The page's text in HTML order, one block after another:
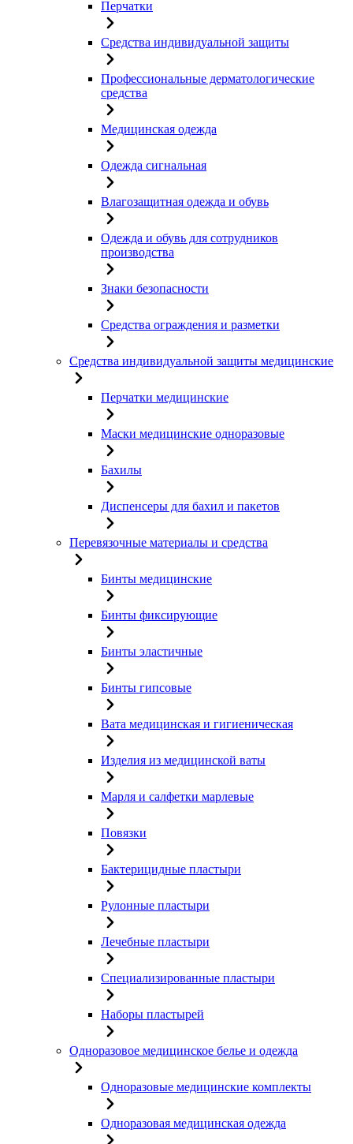
Перчатки
Средства индивидуальной защиты
Профессиональные дерматологические
средства
Медицинская одежда
Одежда сигнальная
Влагозащитная одежда и обувь
Одежда и обувь для сотрудников
производства
Знаки безопасности
Средства ограждения и разметки
Средства индивидуальной защиты медицинские
Перчатки медицинские
Маски медицинские одноразовые
Бахилы
Диспенсеры для бахил и пакетов
Перевязочные материалы и средства
Бинты медицинские
Бинты фиксирующие
Бинты эластичные
Бинты гипсовые
Вата медицинская и гигиеническая
Изделия из медицинской ваты
Марля и салфетки марлевые
Повязки
Бактерицидные пластыри
Рулонные пластыри
Лечебные пластыри
Специализированные пластыри
Наборы пластырей
Одноразовое медицинское белье и одежда
Одноразовые медицинские комплекты
Одноразовая медицинская одежда